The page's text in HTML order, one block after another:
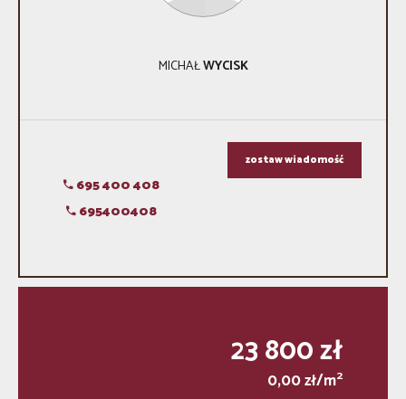
MICHAŁWYCISK
695 400 408
695400408
zostaw wiadomość
23 800 zł
0,00 zł/m2